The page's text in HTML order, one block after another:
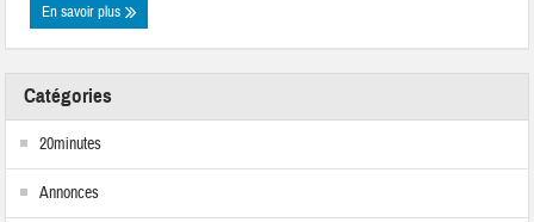
En savoir plus
Catégories
20minutes
Annonces